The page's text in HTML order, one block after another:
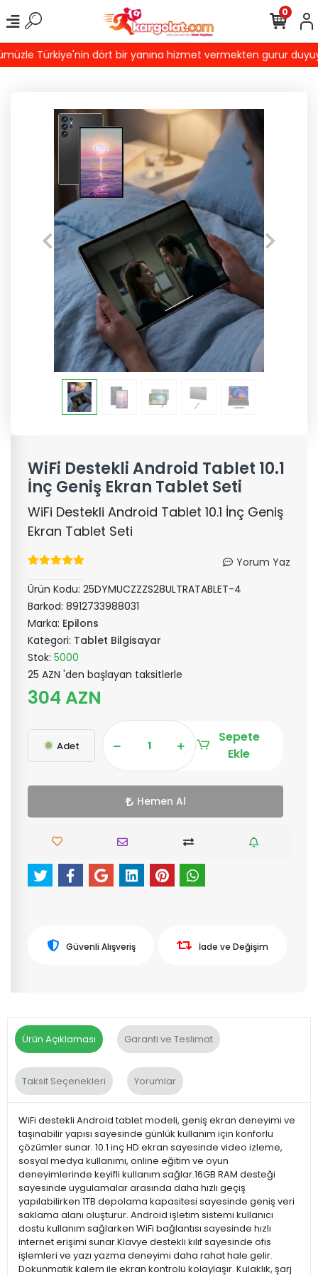
Türkiye'nin dört bir yanına hizmet vermekten gurur
0
WiFi Destekli Android Tablet 10.1
İnç Geniş Ekran Tablet Seti
WiFi Destekli Android Tablet 10.1 İnç Geniş
Ekran Tablet Seti
Yorum Yaz
Ürün Kodu: 25DYMUCZZZS28ULTRATABLET-4
Barkod: 8912733988031
Marka: Epilons
Kategori: Tablet Bilgisayar
Stok: 5000
25 AZN 'den başlayan taksitlerle
304 AZN
Adet
Sepete
Ekle
Hemen Al
Güvenli Alışveriş İade ve Değişim
Ürün Açıklaması Garanti ve Teslimat
Taksit Seçenekleri Yorumlar
WiFi destekli Android tablet modeli, geniş ekran deneyimi ve
taşınabilir yapısı sayesinde günlük kullanım için konforlu
çözümler sunar. 10.1 inç HD ekran sayesinde video izleme,
sosyal medya kullanımı, online eğitim ve oyun
deneyimlerinde keyifli kullanım sağlar.16GB RAM desteği
sayesinde uygulamalar arasında daha hızlı geçiş
yapılabilirken 1TB depolama kapasitesi sayesinde geniş veri
saklama alanı oluşturur. Android işletim sistemi kullanıcı
dostu kullanım sağlarken WiFi bağlantısı sayesinde hızlı
internet erişimi sunar.Klavye destekli kılıf sayesinde ofis
işlemleri ve yazı yazma deneyimi daha rahat hale gelir.
Dokunmatik kalem ile ekran kontrolü kolaylaşır. Kulaklık, şarj